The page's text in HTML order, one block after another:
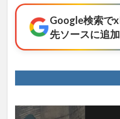
Google検索で
先ソースに追加